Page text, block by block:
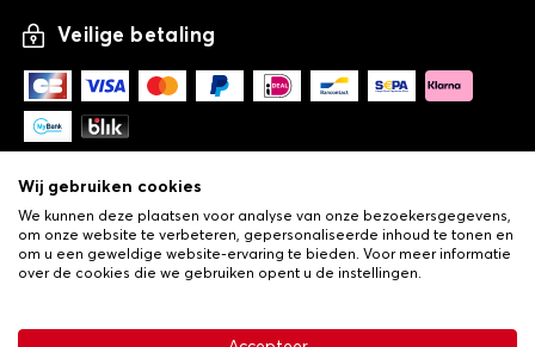
Veilige betaling
Algemene verkoopvoorwaarden•Privacy- en cookiebeleid
Wij gebruiken cookies
We kunnen deze plaatsen voor analyse van onze bezoekersgegevens,
om onze website te verbeteren, gepersonaliseerde inhoud te tonen en
om u een geweldige website-ervaring te bieden. Voor meer informatie
over de cookies die we gebruiken opent u de instellingen.